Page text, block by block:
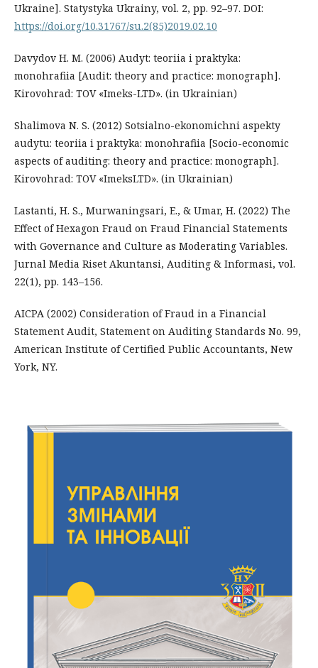
Ukraine]. Statystyka Ukrainy, vol. 2, рр. 92–97. DOI:
https://doi.org/10.31767/su.2(85)2019.02.10
Davydov H. M. (2006) Audyt: teoriia i praktyka:
monohrafiia [Audit: theory and practice: monograph].
Kirovohrad: TOV «Imeks-LTD». (in Ukrainian)
Shalimova N. S. (2012) Sotsialno-ekonomichni aspekty
audytu: teoriia i praktyka: monohrafiia [Socio-economic
aspects of auditing: theory and practice: monograph].
Kirovohrad: TOV «ImeksLTD». (in Ukrainian)
Lastanti, H. S., Murwaningsari, E., & Umar, H. (2022) The
Effect of Hexagon Fraud on Fraud Financial Statements
with Governance and Culture as Moderating Variables.
Jurnal Media Riset Akuntansi, Auditing & Informasi, vol.
22(1), pp. 143–156.
AICPA (2002) Consideration of Fraud in a Financial
Statement Audit, Statement on Auditing Standards No. 99,
American Institute of Certified Public Accountants, New
York, NY.